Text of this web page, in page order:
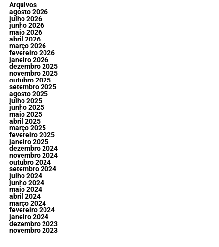
Arquivos
agosto 2026
julho 2026
junho 2026
maio 2026
abril 2026
março 2026
fevereiro 2026
janeiro 2026
dezembro 2025
novembro 2025
outubro 2025
setembro 2025
agosto 2025
julho 2025
junho 2025
maio 2025
abril 2025
março 2025
fevereiro 2025
janeiro 2025
dezembro 2024
novembro 2024
outubro 2024
setembro 2024
julho 2024
junho 2024
maio 2024
abril 2024
março 2024
fevereiro 2024
janeiro 2024
dezembro 2023
novembro 2023